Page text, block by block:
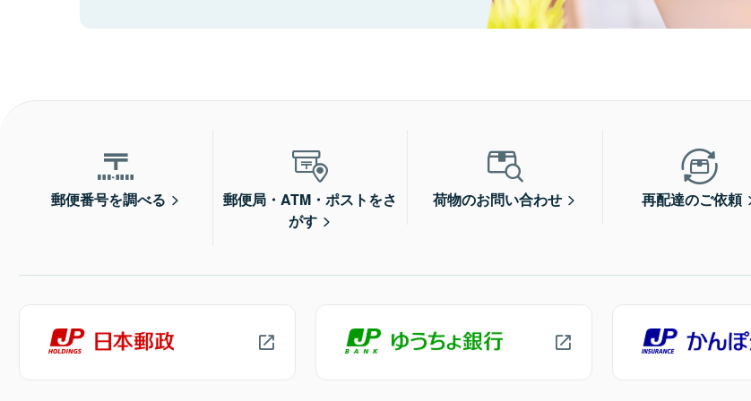
郵便番号を調べる
郵便局・ATM・ポストをさ
がす
荷物のお問い合わせ 再配達のご依頼